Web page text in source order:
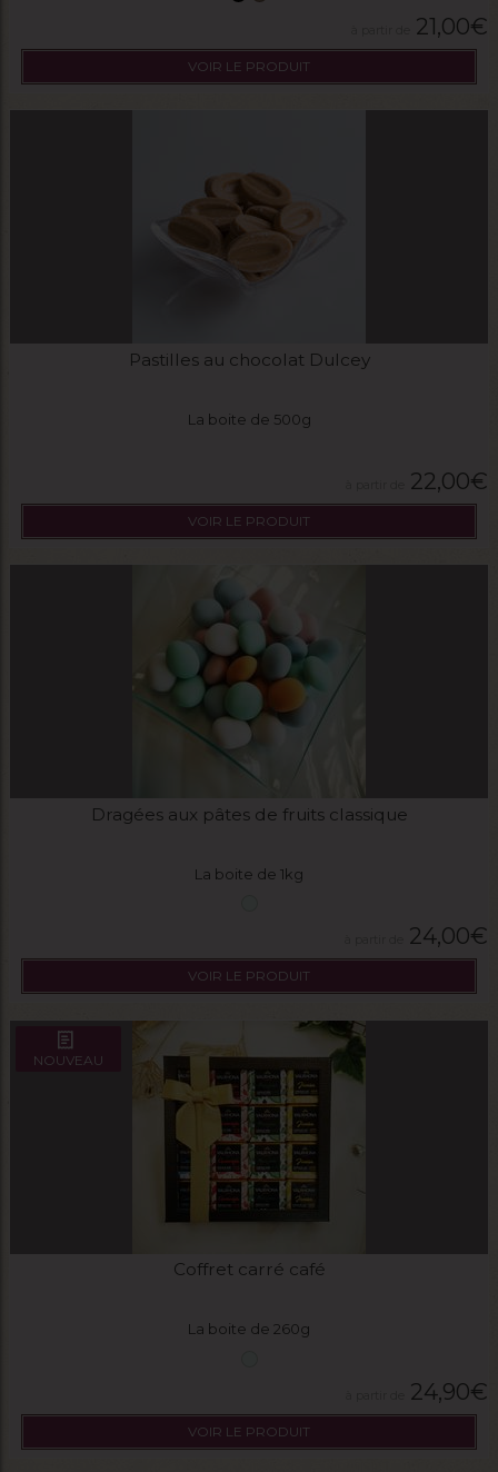
21,00€
VOIR LE PRODUIT
Pastilles au chocolat Dulcey
La boite de 500g
22,00€
VOIR LE PRODUIT
Dragées aux pâtes de fruits classique
La boite de 1kg
24,00€
VOIR LE PRODUIT
NOUVEAU
Coffret carré café
La boite de 260g
24,90€
VOIR LE PRODUIT